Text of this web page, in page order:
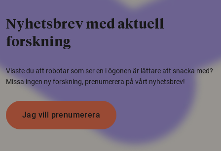
Nyhetsbrev med aktuell
forskning
Visste du att robotar som ser en i ögonen är lättare att snacka med?
Missa ingen ny forskning, prenumerera på vårt nyhetsbrev!
Jag vill prenumerera